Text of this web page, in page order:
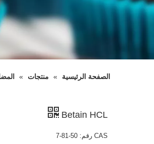
الصفحة الرئيسية » منتجات »
Betain HCL
CAS رقم: 50-81-7